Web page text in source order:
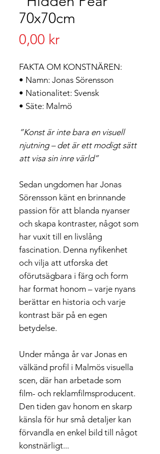
70x70cm
0,00 krPris
FAKTA OM KONSTNÄREN:
• Namn: Jonas Sörensson
• Nationalitet: Svensk
• Säte: Malmö
”Konst är inte bara en visuell
njutning – det är ett modigt sätt
att visa sin inre värld”
Sedan ungdomen har Jonas
Sörensson känt en brinnande
passion för att blanda nyanser
och skapa kontraster, något som
har vuxit till en livslång
fascination. Denna nyfikenhet
och vilja att utforska det
oförutsägbara i färg och form
har format honom – varje nyans
berättar en historia och varje
kontrast bär på en egen
betydelse.
Under många år var Jonas en
välkänd profil i Malmös visuella
scen, där han arbetade som
film- och reklamfilmsproducent.
Den tiden gav honom en skarp
känsla för hur små detaljer kan
förvandla en enkel bild till något
konstnärligt...